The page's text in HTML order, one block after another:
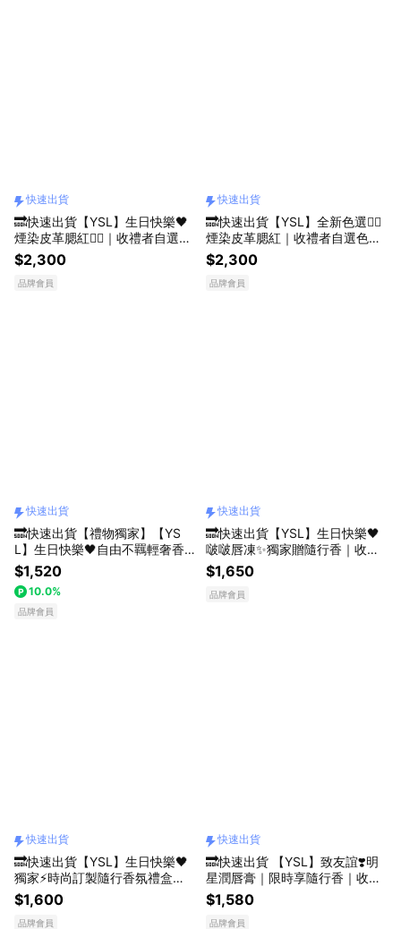
快速出貨
🔜快速出貨【YSL】生日快樂🖤
煙染皮革腮紅❤️‍🔥｜收禮者自選色
號｜享妝前乳5ML｜獻給她完美
好氣色｜生日禮物
$2,300
品牌會員
快速出貨
🔜快速出貨【YSL】全新色選❤️‍🔥
煙染皮革腮紅｜收禮者自選色號
｜享妝前乳5ML｜獻給她原生紅
暈｜生日禮物
$2,300
品牌會員
快速出貨
🔜快速出貨【禮物獨家】【YS
L】生日快樂🖤自由不羈輕奢香
氛禮(沁心之果限定版)｜自由不
羈沁心之果7.5ML+潔膚乳50ML
｜生日禮物
$1,520
10.0%
品牌會員
快速出貨
🔜快速出貨【YSL】生日快樂🖤
啵啵唇凍✨獨家贈隨行香｜收禮
者自選色號｜情挑誘光嫩唇凍 全
新10色｜獻給她果凍嘟唇｜生日
禮物｜口紅｜唇蜜
$1,650
品牌會員
快速出貨
🔜快速出貨【YSL】生日快樂🖤
獨家⚡時尚訂製隨行香氛禮盒｜
中性香氛｜生日禮物
$1,600
品牌會員
快速出貨
🔜快速出貨 【YSL】致友誼❣️明
星潤唇膏｜限時享隨行香｜收禮
者自選色號｜畢業禮物｜送給閨
蜜
$1,580
品牌會員